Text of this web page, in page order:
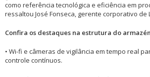
como referência tecnológica e eficiência em
ressaltou José Fonseca, gerente corporativo de
Confira os destaques na estrutura do
• Wi-fi e câmeras de vigilância em tempo real
controle contínuos.